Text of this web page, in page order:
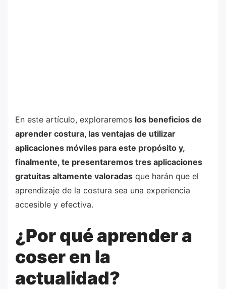
En este artículo, exploraremos los beneficios de
aprender costura, las ventajas de utilizar
aplicaciones móviles para este propósito y,
finalmente, te presentaremos tres aplicaciones
gratuitas altamente valoradas que harán que el
aprendizaje de la costura sea una experiencia
accesible y efectiva.
¿Por qué aprender a
coser en la
actualidad?